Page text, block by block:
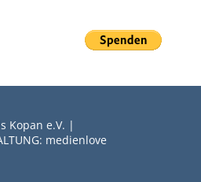
Kopan e.V. |
medienlove